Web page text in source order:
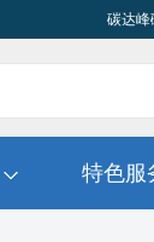
碳达峰
特色服